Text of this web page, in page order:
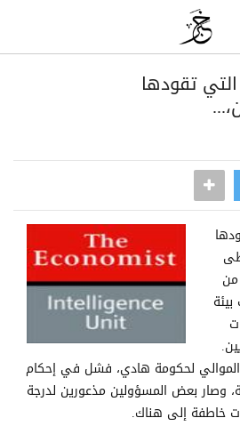
تقودها
لحكومة هادي، فشل في إحكام
وصار بعض المسؤولين مذعورين لدرجة
خاطفة إلى هناك.